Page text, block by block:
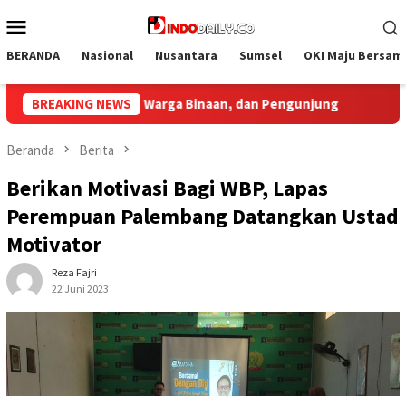
ke
Mobile
BERANDA Nasional Nusantara Sumsel OKI Maju
BREAKING NEWS
Bupati Muba Sambut Aspirasi Santun Gabungan
Beranda Berita
Berikan Motivasi Bagi WBP, Lapas
Perempuan Palembang Datangkan Ustad
Motivator
Reza Fajri
22 Juni 2023